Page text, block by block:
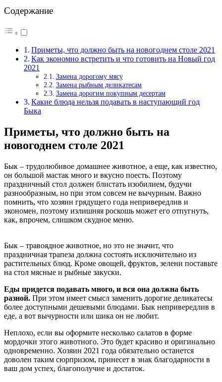
Содержание
Приметы, что должно быть на новогоднем столе 2021
Как экономно встретить и что готовить на Новый год
2021
Замена дорогому мясу
Замена рыбным деликатесам
Замена дорогим покупным десертам
Какие блюда нельзя подавать в наступающий год
Быка
Приметы, что должно быть на
новогоднем столе 2021
Бык – трудолюбивое домашнее животное, а еще, как известно,
он большой мастак много и вкусно поесть. Поэтому
праздничный стол должен блистать изобилием, будучи
разнообразным, но при этом совсем не вычурным. Важно
помнить, что хозяин грядущего года непривередлив и
экономен, поэтому излишняя роскошь может его отпугнуть,
как, впрочем, слишком скудное меню.
Бык – травоядное животное, но это не значит, что
праздничная трапеза должна состоять исключительно из
растительных блюд. Кроме овощей, фруктов, зелени поставьте
на стол мясные и рыбные закуски.
Еды придется подавать много, и вся она должна быть
разной. При этом имеет смысл заменить дорогие деликатесы
более доступными дешевыми блюдами. Бык непривередлив в
еде, а вот вычурности или шика он не любит.
Неплохо, если вы оформите несколько салатов в форме
мордочки этого животного. Это будет красиво и оригинально
одновременно. Хозяин 2021 года обязательно останется
доволен таким сюрпризом, принесет в знак благодарности в
ваш дом успех, благополучие и достаток.